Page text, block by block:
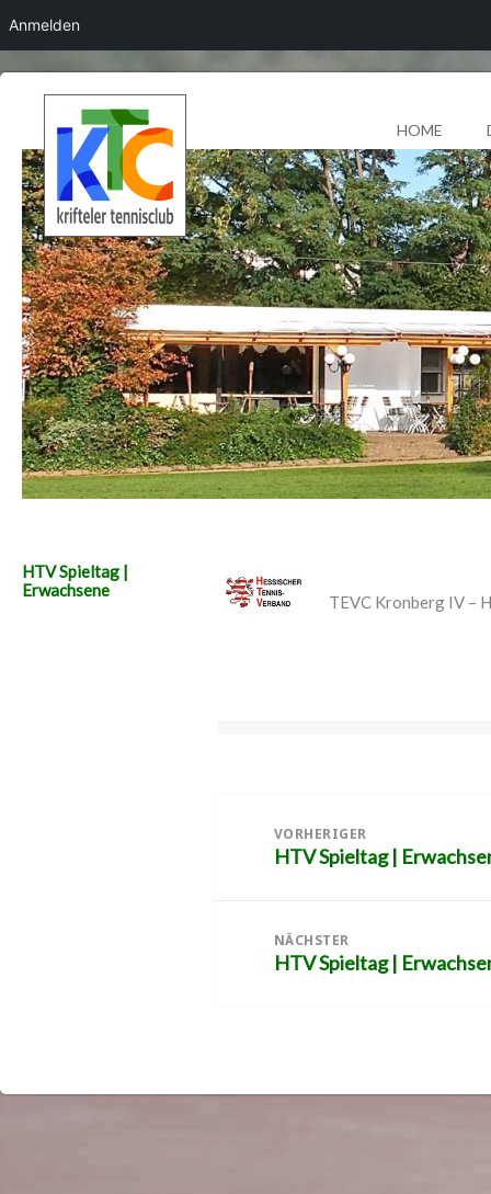
HOME
HTV Spieltag |
Erwachsene
TEVC Kronberg IV –
VORHERIGER
Vorheriger
HTV Spieltag |
NÄCHSTER
Nächster
HTV Spieltag |
Anmelden